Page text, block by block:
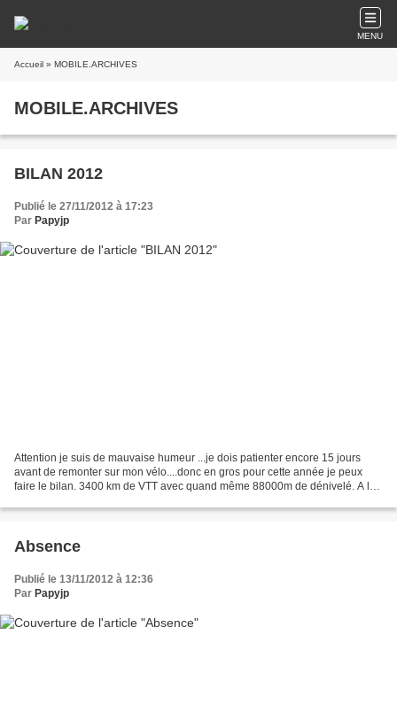
MENU
Accueil » MOBILE.ARCHIVES
MOBILE.ARCHIVES
BILAN 2012
Publié le 27/11/2012 à 17:23
Par Papyjp
Attention je suis de mauvaise humeur ...je dois patienter encore 15 jours
avant de remonter sur mon vélo....donc en gros pour cette année je peux
faire le bilan. 3400 km de VTT avec quand même 88000m de dénivelé. A la
Absence
Publié le 13/11/2012 à 12:36
Par Papyjp